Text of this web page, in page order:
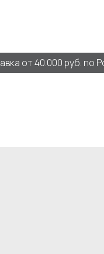
от 40.000 руб. по